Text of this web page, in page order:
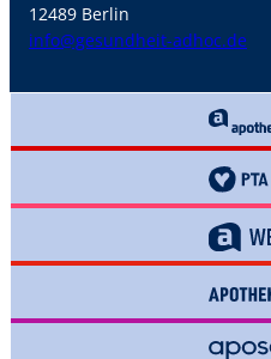
12489 Berlin
info@gesundheit-adhoc.de